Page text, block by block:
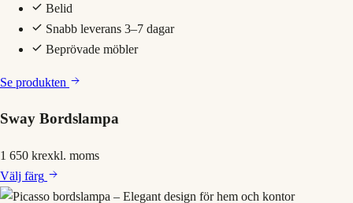
Belid
Snabb leverans 3–7 dagar
Beprövade möbler
Se produkten
Sway Bordslampa
1 650 krexkl. moms
Välj färg